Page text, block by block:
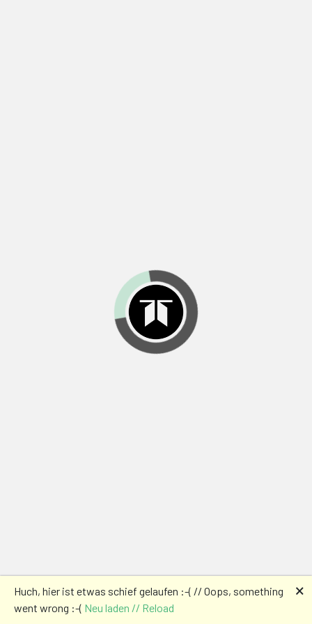
Huch, hier ist etwas schief gelaufen :-( // Oops, something
went wrong :-( Neu laden // Reload
🗙